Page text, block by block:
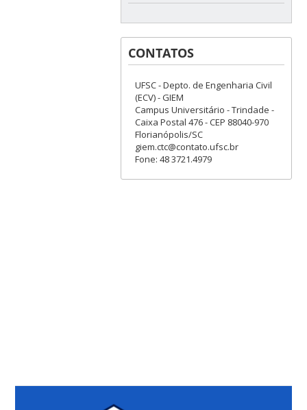
CONTATOS
UFSC - Depto. de Engenharia Civil
(ECV) - GIEM
Campus Universitário - Trindade -
Caixa Postal 476 - CEP 88040-970
Florianópolis/SC
giem.ctc@contato.ufsc.br
Fone: 48 3721.4979